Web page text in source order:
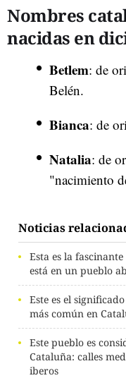
Nombres
nacidas en
Betlem: de
Belén.
Bianca: de
Natalia: de
"nacimiento
Noticias
Esta es la
está en un pueblo
Este es el
más común en
Este pueblo es
Cataluña: calles
iberos